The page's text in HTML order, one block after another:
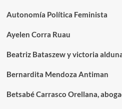
Autonomía Política Feminista
Ayelen Corra Ruau
Beatriz Bataszew y victoria
Bernardita Mendoza Antiman
Betsabé Carrasco Orellana,